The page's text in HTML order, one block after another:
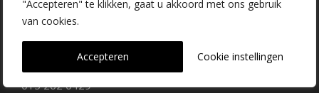
"Accepteren" te klikken, gaat u akkoord met ons gebruik
van cookies.
Cookie instellingen
Accepteren
015 262 0429